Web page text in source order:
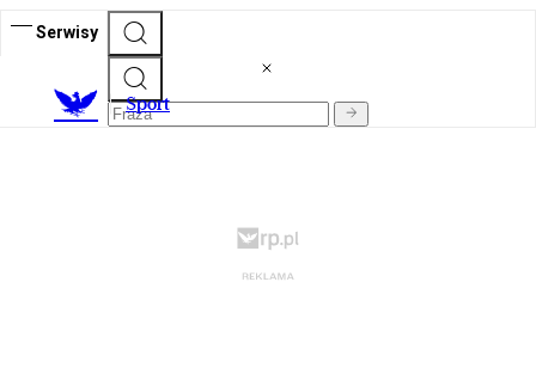
Serwisy
Sport